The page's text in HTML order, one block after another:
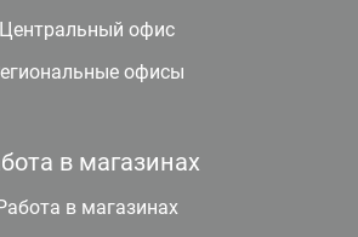
Центральный офис
офисы
в магазинах
в магазинах